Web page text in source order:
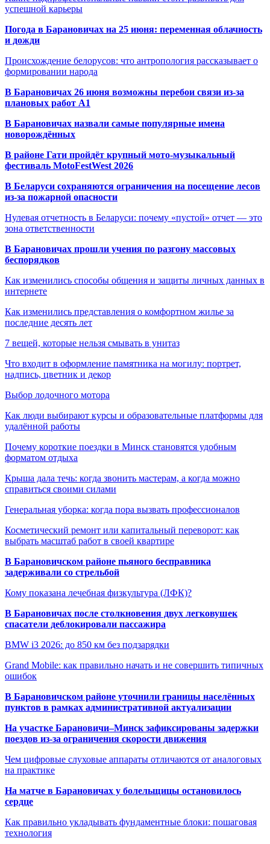
успешной карьеры
Погода в Барановичах на 25 июня: переменная облачность
и дожди
Происхождение белорусов: что антропология рассказывает о
формировании народа
В Барановичах 26 июня возможны перебои связи из-за
плановых работ A1
В Барановичах назвали самые популярные имена
новорождённых
В районе Гати пройдёт крупный мото-музыкальный
фестиваль MotoFestWest 2026
В Беларуси сохраняются ограничения на посещение лесов
из-за пожарной опасности
Нулевая отчетность в Беларуси: почему «пустой» отчет — это
зона ответственности
В Барановичах прошли учения по разгону массовых
беспорядков
Как изменились способы общения и защиты личных данных в
интернете
Как изменились представления о комфортном жилье за
последние десять лет
7 вещей, которые нельзя смывать в унитаз
Что входит в оформление памятника на могилу: портрет,
надпись, цветник и декор
Выбор лодочного мотора
Как люди выбирают курсы и образовательные платформы для
удалённой работы
Почему короткие поездки в Минск становятся удобным
форматом отдыха
Крыша дала течь: когда звонить мастерам, а когда можно
справиться своими силами
Генеральная уборка: когда пора вызвать профессионалов
Косметический ремонт или капитальный переворот: как
выбрать масштаб работ в своей квартире
В Барановичском районе пьяного бесправника
задерживали со стрельбой
Кому показана лечебная физкультура (ЛФК)?
В Барановичах после столкновения двух легковушек
спасатели деблокировали пассажира
BMW i3 2026: до 850 км без подзарядки
Grand Mobile: как правильно начать и не совершить типичных
ошибок
В Барановичском районе уточнили границы населённых
пунктов в рамках административной актуализации
На участке Барановичи–Минск зафиксированы задержки
поездов из-за ограничения скорости движения
Чем цифровые слуховые аппараты отличаются от аналоговых
на практике
На матче в Барановичах у болельщицы остановилось
сердце
Как правильно укладывать фундаментные блоки: пошаговая
технология